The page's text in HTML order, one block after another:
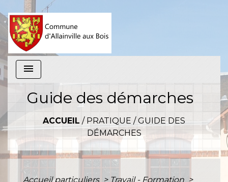
menu
Guide des démarches
ACCUEIL / PRATIQUE /GUIDE DES
DÉMARCHES
Accueil particuliers > Travail - Formation >